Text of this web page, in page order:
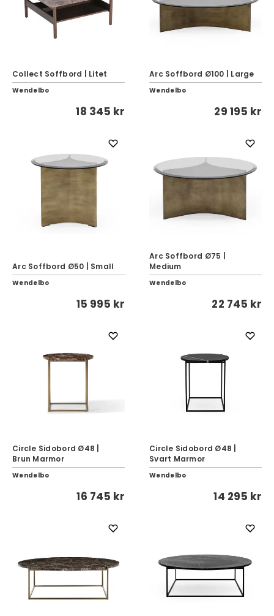
Collect Soffbord | Litet
Wendelbo
18 345 kr
Arc Soffbord Ø100 | Large
Wendelbo
29 195 kr
Arc Soffbord Ø50 | Small
Wendelbo
15 995 kr
Arc Soffbord Ø75 |
Medium
Wendelbo
22 745 kr
Circle Sidobord Ø48 |
Brun Marmor
Wendelbo
16 745 kr
Circle Sidobord Ø48 |
Svart Marmor
Wendelbo
14 295 kr